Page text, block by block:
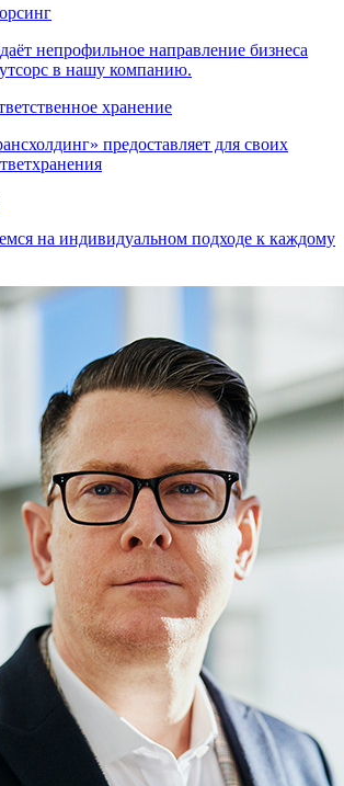
непрофильное направление бизнеса
в нашу компанию.
хранение
предоставляет для своих
на индивидуальном подходе к каждому